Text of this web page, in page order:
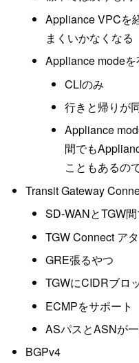
Appliance VPCを
まくいかなくなる
Appliance mode
CLIのみ
行きと帰りが
Appliance
間でも
こともあるの
Transit Gateway
SD-WANとTGW
TGW Connect ア
GRE張るやつ
TGWにCIDRブロ
ECMPをサポート
ASパスとASNが
BGPv4